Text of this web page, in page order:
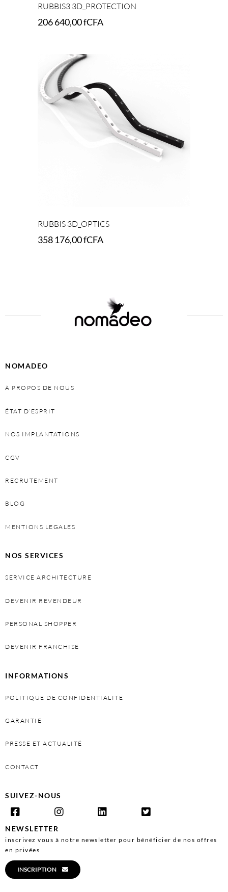
RUBBIS3 3D_PROTECTION
206 640,00fCFA
RUBBIS 3D_OPTICS
358 176,00fCFA
NOMADEO
À PROPOS DE NOUS
ÉTAT D’ESPRIT
NOS IMPLANTATIONS
CGV
RECRUTEMENT
BLOG
MENTIONS LEGALES
NOS SERVICES
SERVICE ARCHITECTURE
DEVENIR REVENDEUR
PERSONAL SHOPPER
DEVENIR FRANCHISÉ
INFORMATIONS
POLITIQUE DE CONFIDENTIALITÉ
GARANTIE
PRESSE ET ACTUALITÉ
CONTACT
SUIVEZ-NOUS
NEWSLETTER
inscrivez vous à notre newsletter pour bénéficier de nos offres
en privées
INSCRIPTION